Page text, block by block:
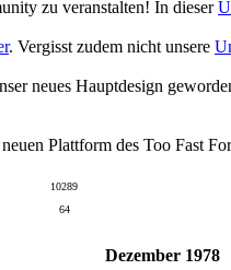
zu veranstalten! In dieser
. Vergisst zudem nicht unsere
neues Hauptdesign
Plattform des Too Fast
10289
64
Dezember 1978